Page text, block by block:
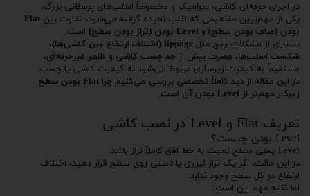
در اجرای حرفه‌ای کاشی، سرامیک و مخصوصاً اسلب‌های پرسلانی بزرگ،
یکی از مهم‌ترین مفاهیمی که اغلب نادیده گرفته می‌شود، تفاوت بین Flat
بودن (صاف بودن سطح) و Level بودن (تراز بودن سطح)
است.
بسیاری از مشکلات رایج مثل lippage (اختلاف ارتفاع بین کاشی‌ها)
،
شکست اسلب‌ها، مصرف بیش از حد چسب کاشی و ظاهر غیرحرفه‌ای،
مستقیماً به کیفیت زیرسازی مربوط می‌شود نه کیفیت کاشی یا چسب.
در این مقاله از دید کاملاً تخصصی بررسی می‌کنیم چرا
Flat بودن سطح
زیرکار مهم‌تر از Level بودن آن است
.
تعریف Flat و Level در نصب کاشی
Level بودن چیست؟
Level یعنی سطح نسبت به خط افق کاملاً تراز باشد.
در این حالت، اگر یک تراز لیزری یا دستی روی سطح قرار دهید، اختلاف
ارتفاع در کل سطح وجود ندارد.
اما نکته مهم این است: